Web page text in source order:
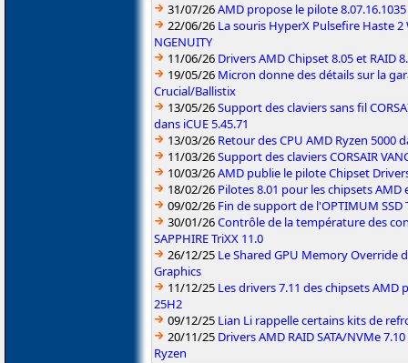
31/07/26AMD propose le pilote
22/06/26 La souris HyperX Pulsefire Haste
NGENUITY
11/06/26 Drivers AMD Chipset 8.05 et RAID
19/05/26 Micron donne des détails sur la
Crucial/Ballistix
13/05/26Support des claviers sans fil
dans iCUE 5.45.71
13/03/26 Retour des CPU AMD Ryzen 5000
11/03/26Support des claviers CORSAIR
10/03/26AMD publie le pilote Chipset
18/02/26 Pilotes 8.01 pour les chipsets AMD
09/02/26 Fin de support de l'OPTIMUM SSD
30/01/26Contrôle de la température des
SAPPHIRE TriXX 11.0
26/12/25 Le Shared GPU Memory Override
Graphics
11/12/25 Les drivers 7.11 des chipsets
25H2
09/12/25 Lian Li rappelle certains kits de
20/11/25 Drivers AMD RAID SATA/NVMe
Ryzen